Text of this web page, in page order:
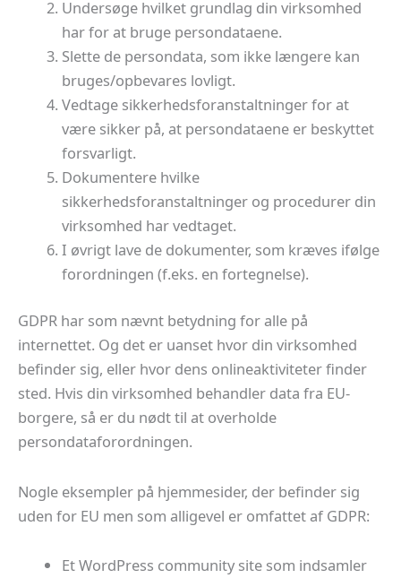
Undersøge hvilket grundlag din virksomhed
har for at bruge persondataene.
Slette de persondata, som ikke længere kan
bruges/opbevares lovligt.
Vedtage sikkerhedsforanstaltninger for at
være sikker på, at persondataene er beskyttet
forsvarligt.
Dokumentere hvilke
sikkerhedsforanstaltninger og procedurer din
virksomhed har vedtaget.
I øvrigt lave de dokumenter, som kræves ifølge
forordningen (f.eks. en fortegnelse).
GDPR har som nævnt betydning for alle på
internettet. Og det er uanset hvor din virksomhed
befinder sig, eller hvor dens onlineaktiviteter finder
sted. Hvis din virksomhed behandler data fra EU-
borgere, så er du nødt til at overholde
persondataforordningen.
Nogle eksempler på hjemmesider, der befinder sig
uden for EU men som alligevel er omfattet af GDPR:
Et WordPress community site som indsamler